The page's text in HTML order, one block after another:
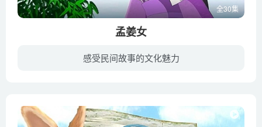
全30集
孟姜女
感受民间故事的文化魅力